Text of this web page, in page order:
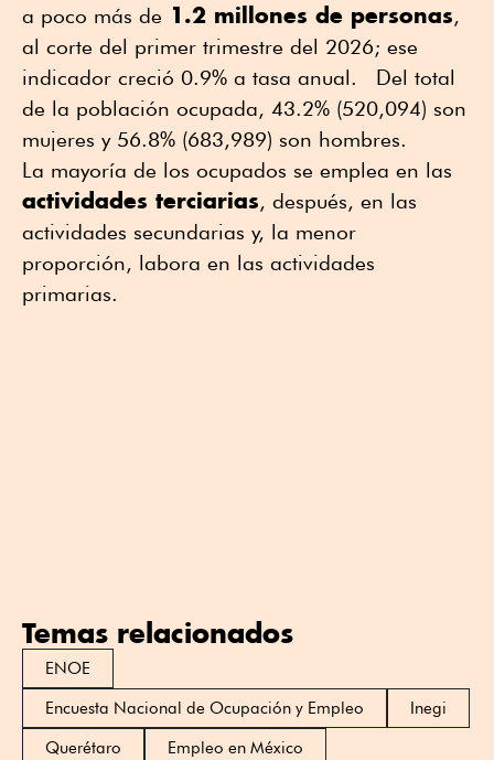
a poco más de 1.2 millones de personas,
al corte del primer trimestre del 2026; ese
indicador creció 0.9% a tasa anual. Del total
de la población ocupada, 43.2% (520,094) son
mujeres y 56.8% (683,989) son hombres.
La mayoría de los ocupados se emplea en las
actividades terciarias, después, en las
actividades secundarias y, la menor
proporción, labora en las actividades
primarias.
Temas relacionados
ENOE
Encuesta Nacional de Ocupación y Empleo
Inegi
Querétaro
Empleo en México